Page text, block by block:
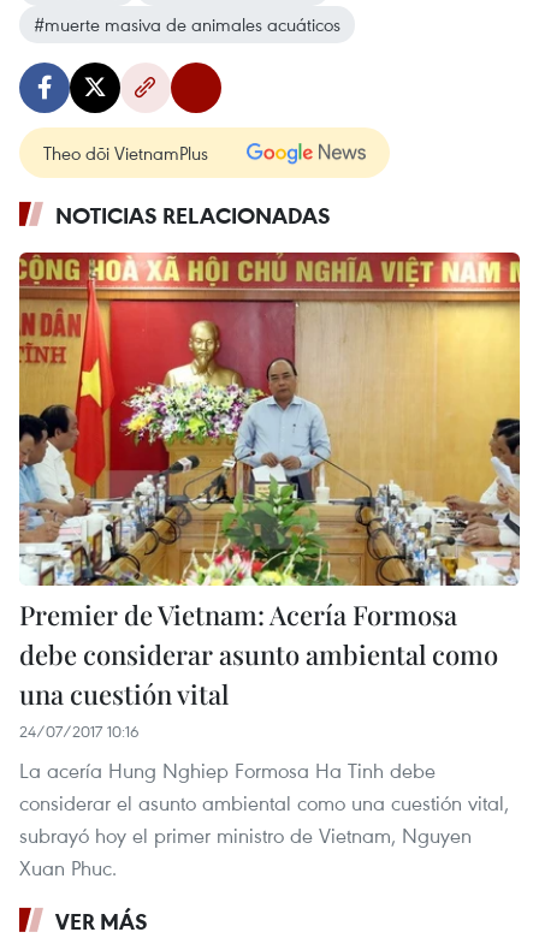
#muerte masiva de animales acuáticos
Theo dõi VietnamPlus
NOTICIAS RELACIONADAS
Premier de Vietnam: Acería Formosa
debe considerar asunto ambiental como
una cuestión vital
24/07/2017 10:16
La acería Hung Nghiep Formosa Ha Tinh debe
considerar el asunto ambiental como una cuestión vital,
subrayó hoy el primer ministro de Vietnam, Nguyen
Xuan Phuc.
VER MÁS